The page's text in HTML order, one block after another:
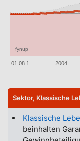
fynup
01.08.1… 2004
Sektor, Klassische
Klassische
beinhalten